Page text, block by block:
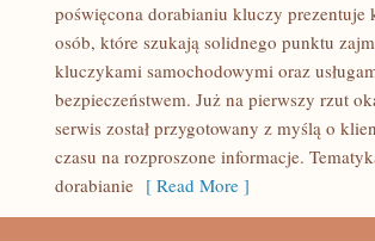
BEZPIECZEŃSTWA
poświęcona dorabianiu kluczy prezentuje
osób, które szukają solidnego punktu
kluczykami samochodowymi oraz
bezpieczeństwem. Już na pierwszy rzut
serwis został przygotowany z myślą o
czasu na rozproszone informacje.
dorabianie [ Read More ]